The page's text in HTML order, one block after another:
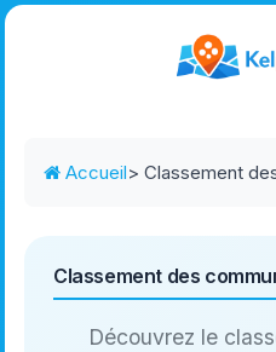
Accueil> Classement
Classement des
Découvrez le